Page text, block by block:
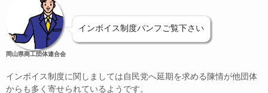
岡山県商工団体連合会
インボイス制度パンフご覧下さい
インボイス制度に関しましては自民党へ延期を求める陳情が他団体
からも多く寄せられているようです。